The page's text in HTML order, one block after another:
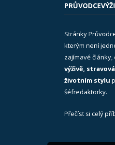
Stránky
kterým není
zajímavé
výživě,
životním stylu
šéfredaktorky.
Přečíst si celý